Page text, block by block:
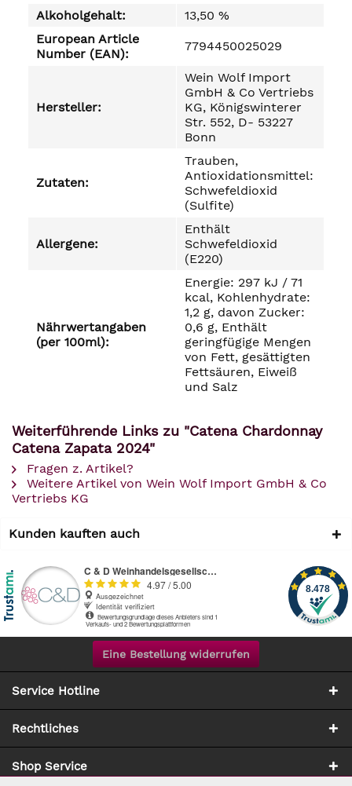
Alkoholgehalt:
13,50 %
European Article
Number (EAN):
7794450025029
Hersteller:
Wein Wolf Import
GmbH & Co Vertriebs
KG, Königswinterer
Str. 552, D- 53227
Bonn
Zutaten:
Trauben,
Antioxidationsmittel:
Schwefeldioxid
(Sulfite)
Allergene:
Enthält
Schwefeldioxid
(E220)
Nährwertangaben
(per 100ml):
Energie: 297 kJ / 71
kcal, Kohlenhydrate:
1,2 g, davon Zucker:
0,6 g, Enthält
geringfügige Mengen
von Fett, gesättigten
Fettsäuren, Eiweiß
und Salz
Weiterführende Links zu "Catena Chardonnay
Catena Zapata 2024"
Fragen z. Artikel?
Weitere Artikel von Wein Wolf Import GmbH & Co
Vertriebs KG
Kunden kauften auch
Eine Bestellung widerrufen
Service Hotline
Rechtliches
Shop Service